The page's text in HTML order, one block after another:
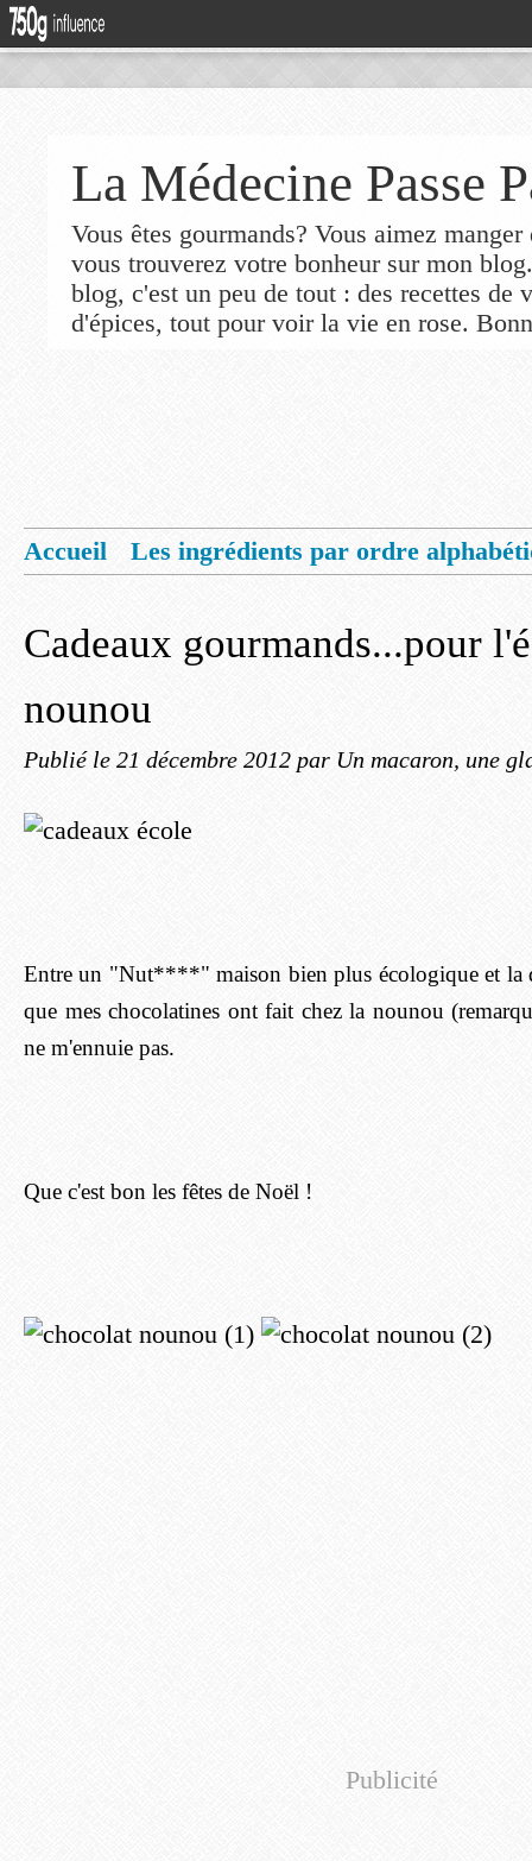
La Médecine Passe
Vous êtes gourmands? Vous aimez
vous trouverez votre bonheur sur mon
blog, c'est un peu de tout : des recettes de
d'épices, tout pour voir la vie en rose.
Accueil
Les ingrédients par ordre
Cadeaux gourmands...pour
nounou
Publié le 21 décembre 2012 par Un macaron, une
Entre un "Nut****" maison bien plus écologique et la
que mes chocolatines ont fait chez la nounou
ne m'ennuie pas.
Que c'est bon les fêtes de Noël !
Publicité